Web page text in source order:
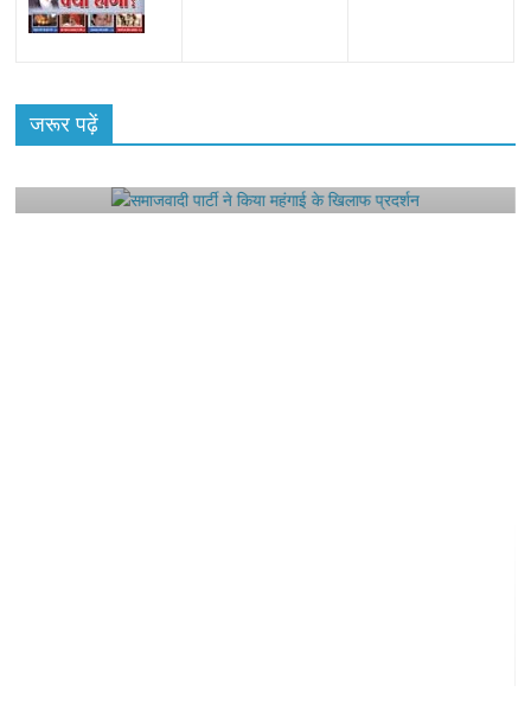
जरूर पढ़ें
राजनीतिक
समाजवादी पार्टी ने किया महंगाई के खिलाफ प्रदर्शन